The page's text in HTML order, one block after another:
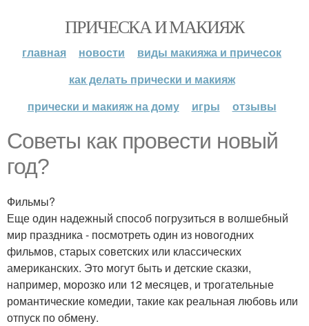
ПРИЧЕСКА И МАКИЯЖ
главная новости
виды макияжа и причесок
как делать прически и макияж
прически и макияж на дому
игры отзывы
Советы как провести новый
год?
Фильмы?
Еще один надежный способ погрузиться в волшебный
мир праздника - посмотреть один из новогодних
фильмов, старых советских или классических
американских. Это могут быть и детские сказки,
например, морозко или 12 месяцев, и трогательные
романтические комедии, такие как реальная любовь или
отпуск по обмену.